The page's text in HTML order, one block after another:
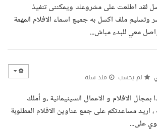
لقد اطلعت على مشروعك ويمكننى تنفيذ
وتسليم ملف اكسل به جميع اسماء الافلام المهمة
معي للبدء مباش...
لم يحسب منذ سنة
الافلام و الاعمال السينيمائية ،و أملك
، اريد مساعدتكم على جمع عناوين الافلام المطلوبة
على...